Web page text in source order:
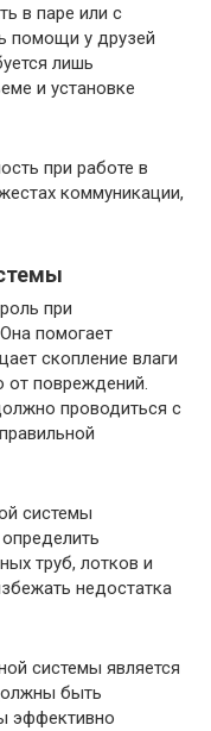
в паре или с
помощи у друзей
лишь
и установке
при работе в
коммуникации,
при
помогает
скопление влаги
от повреждений.
проводиться с
системы
труб, лотков и
недостатка
системы является
быть
эффективно